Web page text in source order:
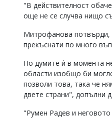
читателите
откриете
обиден
"В действителност
още не се случва нищо
Митрофанова потвърди,
прекъснати по много
По думите ѝ в момента
области изобщо би
позволи това, така че
двете страни", допълни
"Румен Радев и